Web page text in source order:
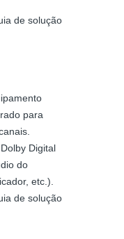
de solução
para
Digital
do
etc.).
de solução